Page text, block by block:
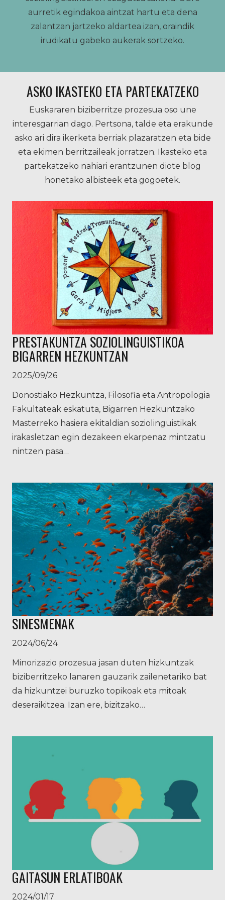
aurretik egindakoa aintzat hartu eta dena
zalantzan jartzeko aldartea izan, oraindik
irudikatu gabeko aukerak sortzeko.
ASKO IKASTEKO ETA PARTEKATZEKO
Euskararen biziberritze prozesua oso une
interesgarrian dago. Pertsona, talde eta erakunde
asko ari dira ikerketa berriak plazaratzen eta bide
eta ekimen berritzaileak jorratzen. Ikasteko eta
partekatzeko nahiari erantzunen diote blog
honetako albisteek eta gogoetek.
PRESTAKUNTZA SOZIOLINGUISTIKOA
BIGARREN HEZKUNTZAN
2025/09/26
Donostiako Hezkuntza, Filosofia eta Antropologia
Fakultateak eskatuta, Bigarren Hezkuntzako
Masterreko hasiera ekitaldian soziolinguistikak
irakasletzan egin dezakeen ekarpenaz mintzatu
nintzen pasa…
SINESMENAK
2024/06/24
Minorizazio prozesua jasan duten hizkuntzak
biziberritzeko lanaren gauzarik zailenetariko bat
da hizkuntzei buruzko topikoak eta mitoak
deseraikitzea. Izan ere, bizitzako…
GAITASUN ERLATIBOAK
2024/01/17